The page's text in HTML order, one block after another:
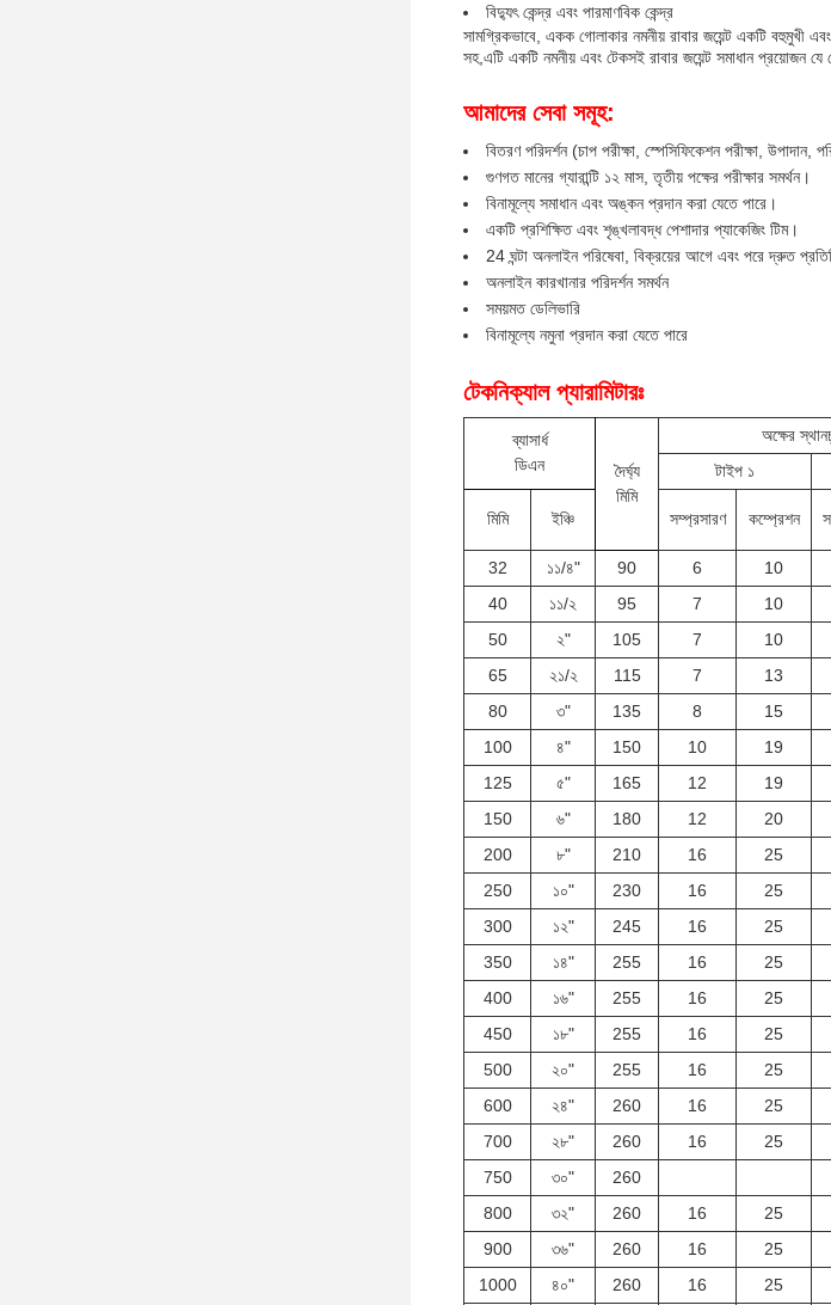
বিদ্যুৎ কেন্দ্র এবং পারমাণবিক কেন্দ্র
সামগ্রিকভাবে, একক গোলাকার নমনীয় রাবার জয়েন্ট একটি বহুমুখী
সহ,এটি একটি নমনীয় এবং টেকসই রাবার জয়েন্ট সমাধান প্রয়োজন
আমাদের সেবা সমূহ:
বিতরণ পরিদর্শন (চাপ পরীক্ষা, স্পেসিফিকেশন পরীক্ষা, উপাদান,
গুণগত মানের গ্যারান্টি ১২ মাস, তৃতীয় পক্ষের পরীক্ষার সমর্থন।
বিনামূল্যে সমাধান এবং অঙ্কন প্রদান করা যেতে পারে।
একটি প্রশিক্ষিত এবং শৃঙ্খলাবদ্ধ পেশাদার প্যাকেজিং টিম।
24 ঘন্টা অনলাইন পরিষেবা, বিক্রয়ের আগে এবং পরে দ্রুত
অনলাইন কারখানার পরিদর্শন সমর্থন
সময়মত ডেলিভারি
বিনামূল্যে নমুনা প্রদান করা যেতে পারে
টেকনিক্যাল প্যারামিটারঃ
ব্যাসার্ধ
ডিএন
দৈর্ঘ্য
মিমি
অক্ষের
টাইপ ১
মিমি ইঞ্চি সম্প্রসারণ কম্প্রেশন
32
১১/৪" 90 6 10
40
১১/২ 95 7 10
50
২" 105 7 10
65
২১/২ 115 7 13
80
৩" 135 8 15
100
৪" 150 10 19
125
৫" 165 12 19
150
৬" 180 12 20
200
৮" 210 16 25
250
১০" 230 16 25
300
১২" 245 16 25
350
১৪" 255 16 25
400
১৬" 255 16 25
450
১৮" 255 16 25
500
২০" 255 16 25
600
২৪" 260 16 25
700
২৮" 260 16 25
750
৩০" 260
800
৩২" 260 16 25
900
৩৬" 260 16 25
1000
৪০" 260 16 25